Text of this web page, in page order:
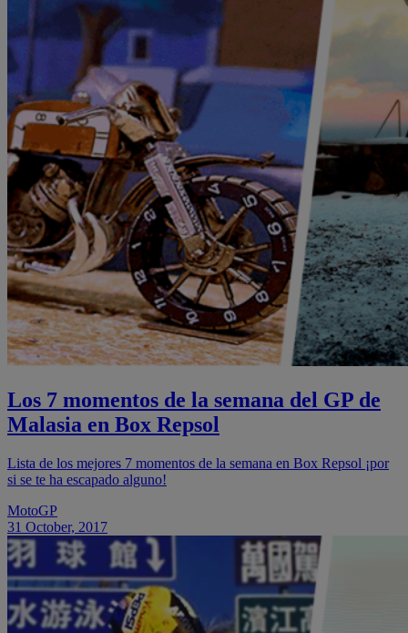
Los 7 momentos de la semana del GP de
Malasia en Box Repsol
Lista de los mejores 7 momentos de la semana en Box Repsol ¡por
si se te ha escapado alguno!
MotoGP
31 October, 2017